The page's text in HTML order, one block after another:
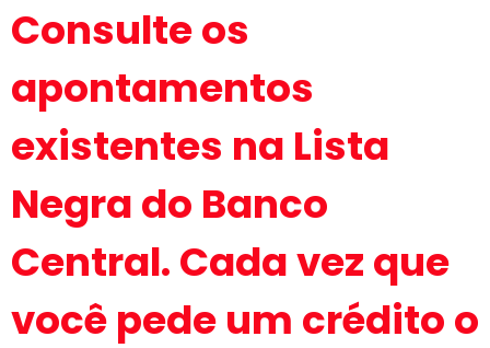
Consulte os
apontamentos
existentes na Lista
Negra do Banco
Central. Cada vez que
você pede um crédito o